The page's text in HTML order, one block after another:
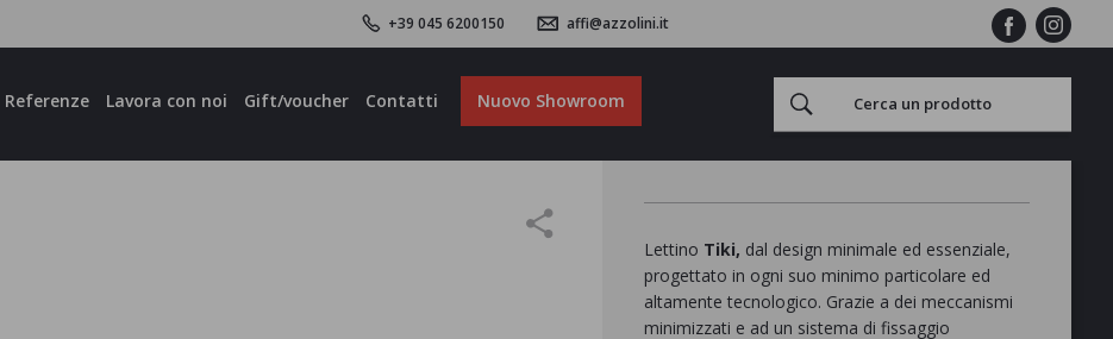
+39 045 6200150 affi@azzolini.it
Referenze Lavora con noi Gift/voucher Contatti Nuovo Showroom
Lettino Tiki, dal design minimale ed essenziale,
progettato in ogni suo minimo particolare ed
altamente tecnologico. Grazie a dei meccanismi
minimizzati e ad un sistema di fissaggio